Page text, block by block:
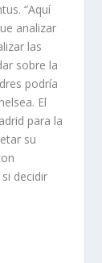
“Aquí
analizar
las
sobre la
podría
El
para la
su
decidir